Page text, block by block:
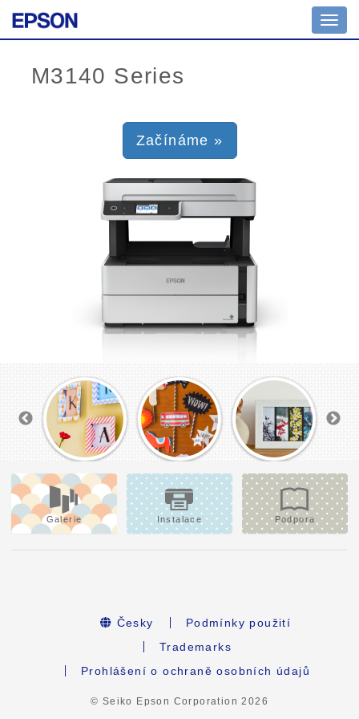
Začínáme »
Galerie Instalace Podpora
Česky
Podmínky použití
Trademarks
Prohlášení o ochraně osobních údajů
© Seiko Epson Corporation2026